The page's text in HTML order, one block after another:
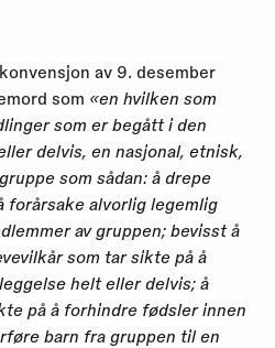
av 9. desember
som «en hvilken som
som er begått i den
delvis, en nasjonal, etnisk,
som sådan: å drepe
forårsake alvorlig legemlig
av gruppen; bevisst å
som tar sikte på å
helt eller delvis; å
på å forhindre fødsler innen
barn fra gruppen til en